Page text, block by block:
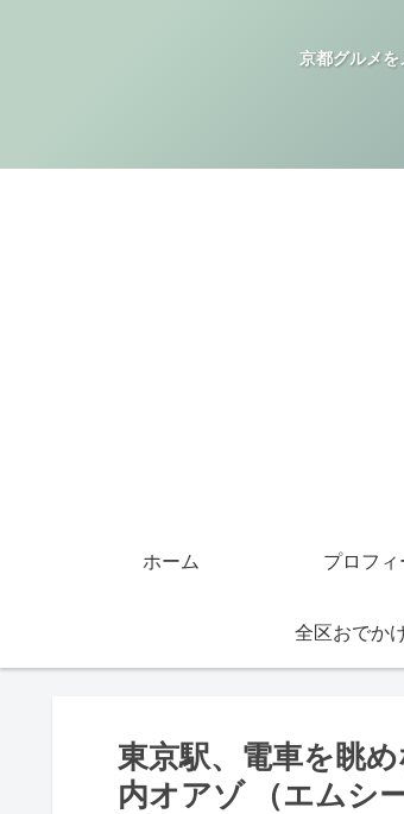
京都グルメ
ホーム プロフ
全区おでか
東京駅、電車を眺
内オアゾ （エムシ